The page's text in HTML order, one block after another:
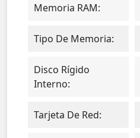
Memoria RAM:
Tipo De Memoria:
Disco Rígido
Interno:
Tarjeta De Red: